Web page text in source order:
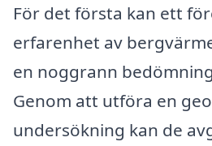
För det första kan ett
erfarenhet av
en noggrann
Genom att utföra en
undersökning kan de